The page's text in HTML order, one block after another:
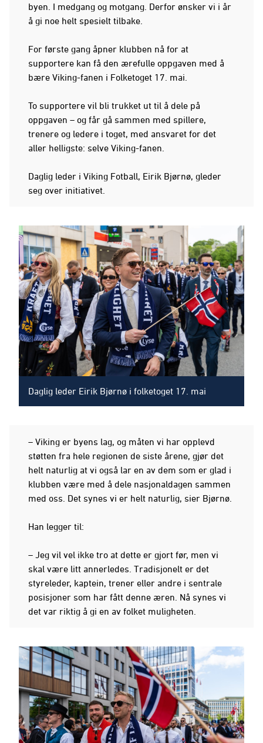
byen. I medgang og motgang. Derfor ønsker vi i år
å gi noe helt spesielt tilbake.
For første gang åpner klubben nå for at
supportere kan få den ærefulle oppgaven med å
bære Viking-fanen i Folketoget 17. mai.
To supportere vil bli trukket ut til å dele på
oppgaven – og får gå sammen med spillere,
trenere og ledere i toget, med ansvaret for det
aller helligste: selve Viking-fanen.
Daglig leder i Viking Fotball, Eirik Bjørnø, gleder
seg over initiativet.
Daglig leder Eirik Bjørnø i folketoget 17. mai
– Viking er byens lag, og måten vi har opplevd
støtten fra hele regionen de siste årene, gjør det
helt naturlig at vi også lar en av dem som er glad i
klubben være med å dele nasjonaldagen sammen
med oss. Det synes vi er helt naturlig, sier Bjørnø.
Han legger til:
– Jeg vil vel ikke tro at dette er gjort før, men vi
skal være litt annerledes. Tradisjonelt er det
styreleder, kaptein, trener eller andre i sentrale
posisjoner som har fått denne æren. Nå synes vi
det var riktig å gi en av folket muligheten.